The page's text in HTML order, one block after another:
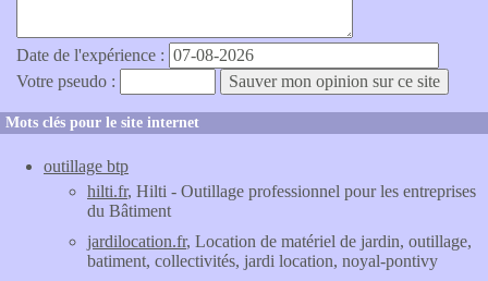
Date de l'expérience :
Votre pseudo :
Mots clés pour le site internet
outillage btp
hilti.fr, Hilti - Outillage professionnel pour les entreprises
du Bâtiment
jardilocation.fr, Location de matériel de jardin, outillage,
batiment, collectivités, jardi location, noyal-pontivy